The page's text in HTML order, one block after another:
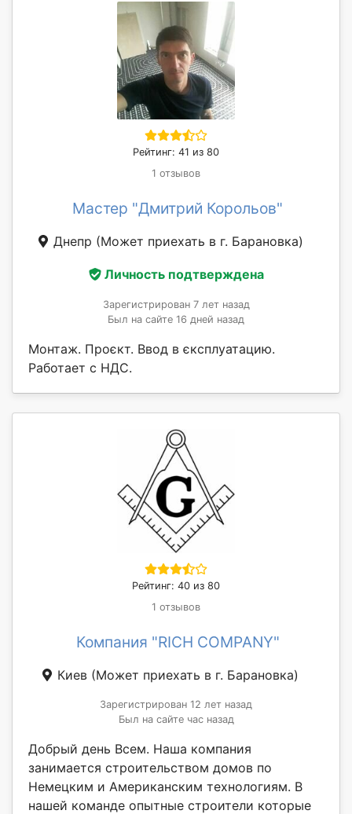
Рейтинг: 41 из 80
1 отзывов
Мастер "Дмитрий Корольов"
Днепр (Может приехать в г. Барановка)
Личность подтверждена
Зарегистрирован 7 лет назад
Был на сайте 16 дней назад
Монтаж. Проєкт. Ввод в єксплуатацию.
Работает с НДС.
Рейтинг: 40 из 80
1 отзывов
Компания "RICH COMPANY"
Киев (Может приехать в г. Барановка)
Зарегистрирован 12 лет назад
Был на сайте час назад
Добрый день Всем. Наша компания
занимается строительством домов по
Немецким и Американским технологиям. В
нашей команде опытные строители которые